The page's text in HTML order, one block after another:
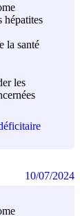
hépatites
la santé
les
10/07/2024